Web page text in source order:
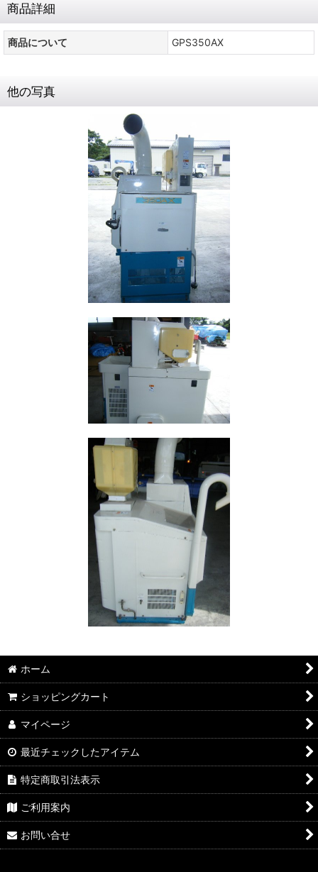
商品詳細
商品について GPS350AX
他の写真
ホーム
ショッピングカート
マイページ
最近チェックしたアイテム
特定商取引法表示
ご利用案内
お問い合せ